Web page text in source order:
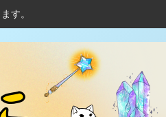
す。